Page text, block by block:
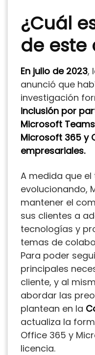
¿Cuál
de este
En julio de 2023,
anunció que
investigación
inclusión por
Microsoft
Microsoft 365 y
empresariales.
A medida que
evolucionando,
mantener el
sus clientes a
tecnologías y
temas de
Para poder
principales
cliente, y al
abordar las
plantean en la
actualiza la
Office 365 y
licencia.